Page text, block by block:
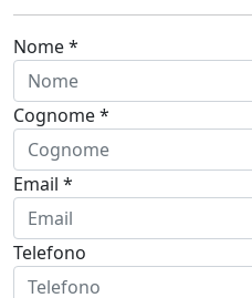
Nome *
Cognome *
Email *
Telefono